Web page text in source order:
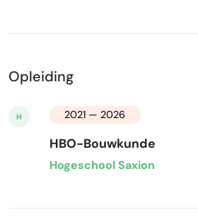
Opleiding
H 2021 — 2026
HBO-Bouwkunde
Hogeschool Saxion